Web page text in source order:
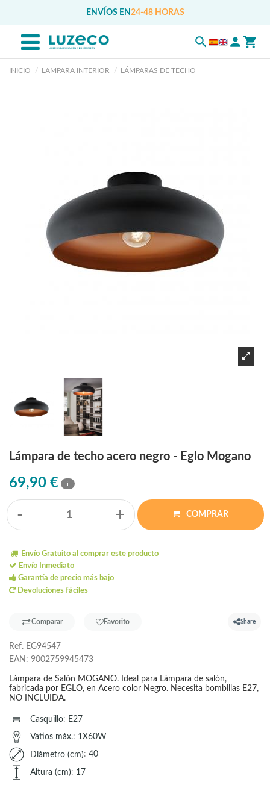
ENVÍOS EN 24-48 HORAS
INICIO LAMPARA INTERIOR LÁMPARAS DE TECHO
Lámpara de techo acero negro - Eglo Mogano
69,90 € i
- + COMPRAR
Envío Gratuito al comprar este producto
Envío Inmediato
Garantía de precio más bajo
Devoluciones fáciles
Comparar Favorito Share
Ref. EG94547
EAN: 9002759945473
Lámpara de Salón MOGANO. Ideal para Lámpara de salón,
fabricada por EGLO, en Acero color Negro. Necesita bombillas E27,
NO INCLUIDA.
Casquillo: E27
Vatios máx.: 1X60W
Diámetro (cm): 40
Altura (cm): 17